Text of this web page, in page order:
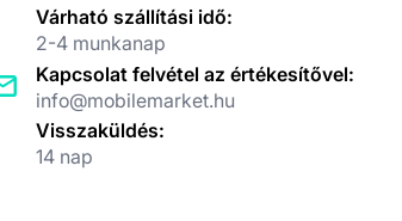
Várható szállítási idő:
2-4 munkanap
Kapcsolat felvétel az értékesítővel:
info@mobilemarket.hu
Visszaküldés:
14 nap